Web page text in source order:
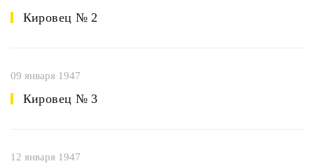
Кировец № 2
09 января 1947
Кировец № 3
12 января 1947